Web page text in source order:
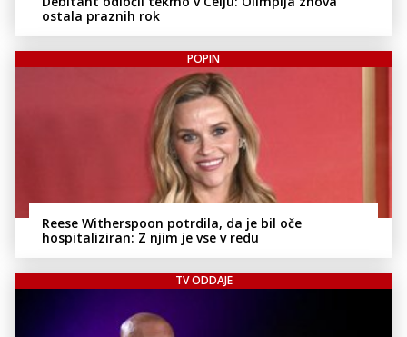
ostala praznih rok
POPIN
Reese Witherspoon potrdila, da je bil oče
hospitaliziran: Z njim je vse v redu
TV ODDAJE